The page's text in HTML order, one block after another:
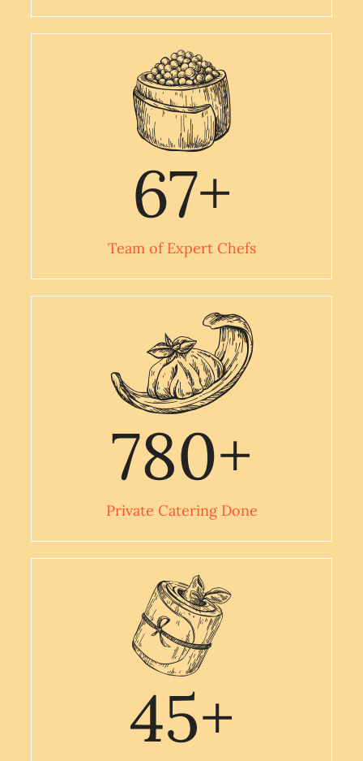
67+
Team of Expert Chefs
780+
Private Catering Done
45+